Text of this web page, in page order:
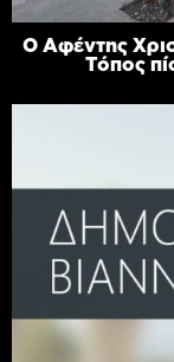
Ο Αφέντης
Τόπος